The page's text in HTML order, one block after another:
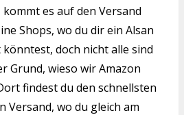
kommt es auf den Versand
Shops, wo du dir ein Alsan
doch nicht alle sind
Grund, wieso wir Amazon
findest du den schnellsten
Versand, wo du gleich am